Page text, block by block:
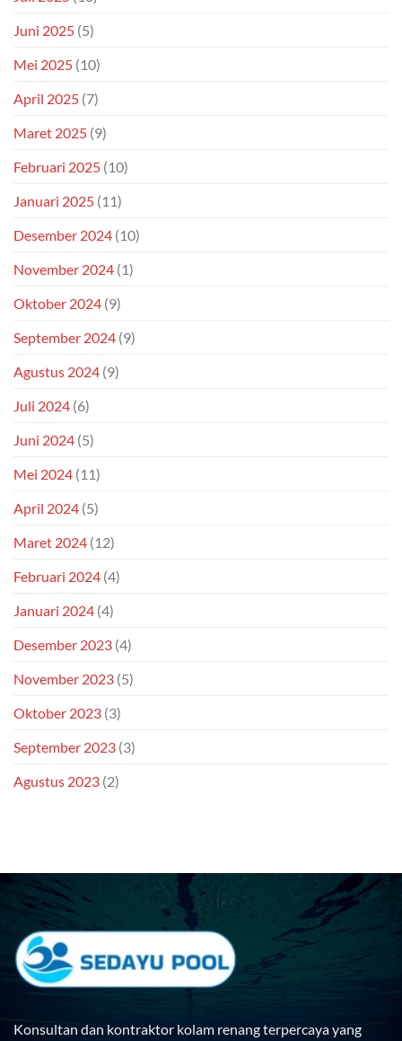
Juni 2025 (5)
Mei 2025 (10)
April 2025 (7)
Maret 2025 (9)
Februari 2025 (10)
Januari 2025 (11)
Desember 2024 (10)
November 2024 (1)
Oktober 2024 (9)
September 2024 (9)
Agustus 2024 (9)
Juli 2024 (6)
Juni 2024 (5)
Mei 2024 (11)
April 2024 (5)
Maret 2024 (12)
Februari 2024 (4)
Januari 2024 (4)
Desember 2023 (4)
November 2023 (5)
Oktober 2023 (3)
September 2023 (3)
Agustus 2023 (2)
Konsultan dan kontraktor kolam renang terpercaya yang